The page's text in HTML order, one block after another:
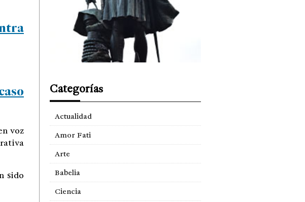
voz
sido
Categorías
Actualidad
Amor Fati
Arte
Babelia
Ciencia